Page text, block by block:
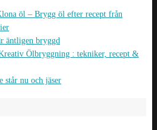
öl – Brygg öl efter recept från
äntligen bryggd
Ölbryggning : tekniker, recept &
står nu och jäser